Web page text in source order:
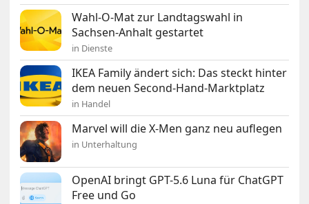
Wahl-O-Mat zur Landtagswahl in
Sachsen-Anhalt gestartet
in Dienste
IKEA Family ändert sich: Das steckt hinter
dem neuen Second-Hand-Marktplatz
in Handel
Marvel will die X-Men ganz neu auflegen
in Unterhaltung
OpenAI bringt GPT-5.6 Luna für ChatGPT
Free und Go